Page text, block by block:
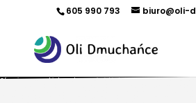
605 990 793 biuro@oli-
Oferujemy zamki dmuchane, zjeżdżalnie dmuchane,